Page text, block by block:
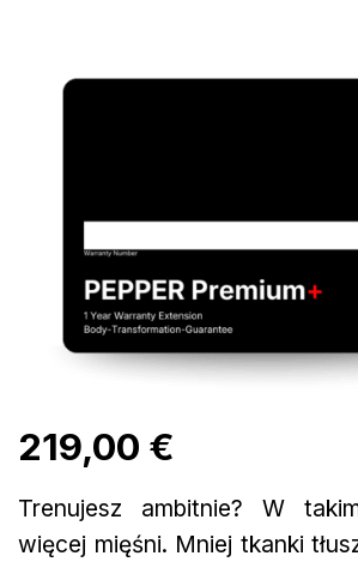
219,00 €
Trenujesz ambitnie? W
więcej mięśni. Mniej tkanki